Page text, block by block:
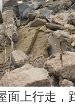
面上行走，